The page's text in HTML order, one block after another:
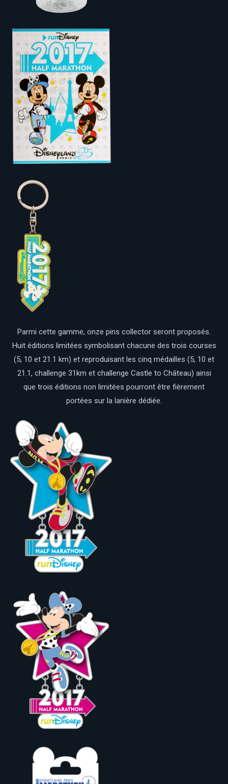
Parmi cette gamme, onze pins collector seront proposés.
Huit éditions limitées symbolisant chacune des trois courses
(5, 10 et 21.1 km) et reproduisant les cinq médailles (5, 10 et
21.1, challenge 31km et challenge Castle to Château) ainsi
que trois éditions non limitées pourront être fièrement
portées sur la lanière dédiée.